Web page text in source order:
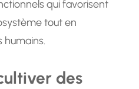
qui favorisent
tout en
humains.
des